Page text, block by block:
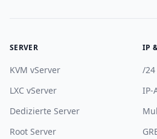
SERVER
KVM vServer
LXC vServer
Dedizierte Server
Root Server
IP
/24
IP-